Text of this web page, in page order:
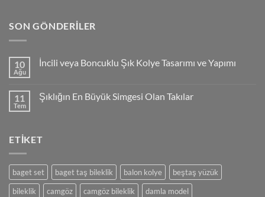
SON GÖNDERILER
10
Ağu
İncili veya Boncuklu Şık Kolye Tasarımı ve Yapımı
veya
Boncuklu
ve
Yapımı
11
Tem
Şıklığın En Büyük Simgesi Olan Takılar
Büyük
ETIKET
baget set baget taş bileklik balon kolye
beştaş yüzük
bileklik
camgöz camgöz bileklik
damla model